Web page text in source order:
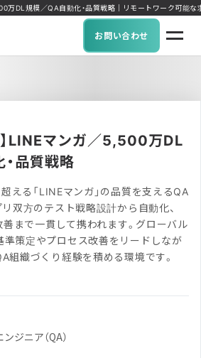
万DL規模／QA自動化・品質戦略｜リモートワーク可能
お問い合わせ
】LINEマンガ／5,500万DL
品質戦略
える「LINEマンガ」の品質を支えるQA
双方のテスト戦略設計から自動化、
まで一貫して携われます。グローバル
準策定やプロセス改善をリードしなが
組織づくり経験を積める環境です。
ジニア（QA）